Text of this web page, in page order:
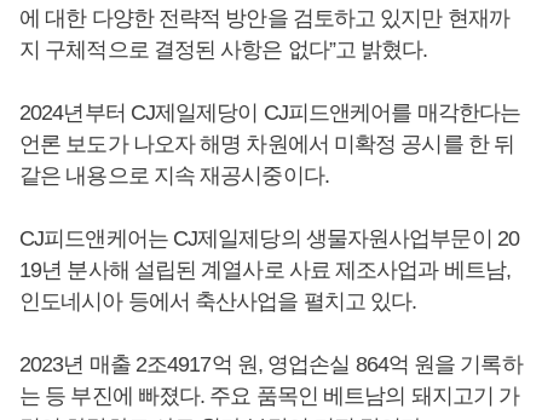
에 대한 다양한 전략적 방안을 검토하고 있지만 현재까
지 구체적으로 결정된 사항은 없다”고 밝혔다.
2024년부터 CJ제일제당이 CJ피드앤케어를 매각한다는
언론 보도가 나오자 해명 차원에서 미확정 공시를 한 뒤
같은 내용으로 지속 재공시중이다.
CJ피드앤케어는 CJ제일제당의 생물자원사업부문이 20
19년 분사해 설립된 계열사로 사료 제조사업과 베트남,
인도네시아 등에서 축산사업을 펼치고 있다.
2023년 매출 2조4917억 원, 영업손실 864억 원을 기록하
는 등 부진에 빠졌다. 주요 품목인 베트남의 돼지고기 가